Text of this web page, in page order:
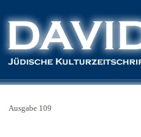
Ausgabe 109